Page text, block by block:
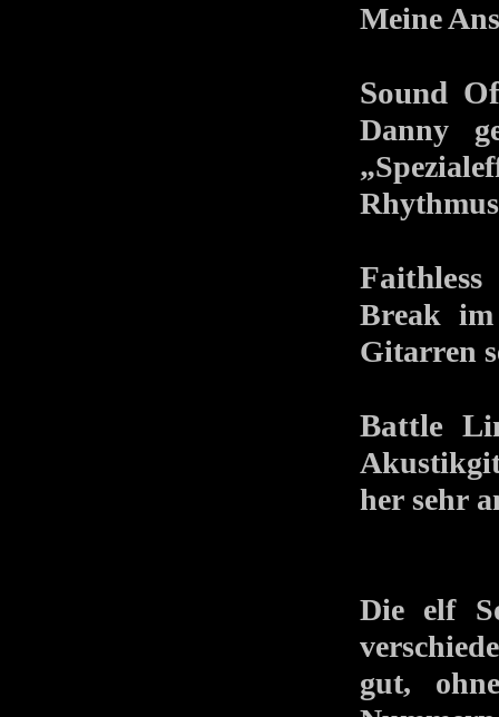
Meine
Sound
Danny
Faithless
Break im
Gitarren
Battle
her sehr
Die elf
gut,